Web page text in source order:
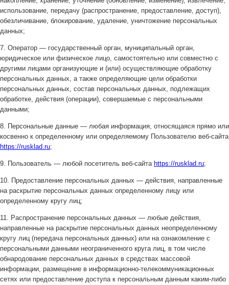
использование, передачу (распространение, предоставление, доступ),
обезличивание, блокирование, удаление, уничтожение персональных
данных;
7. Оператор — государственный орган, муниципальный орган,
юридическое или физическое лицо, самостоятельно или совместно с
другими лицами организующие и (или) осуществляющие обработку
персональных данных, а также определяющие цели обработки
персональных данных, состав персональных данных, подлежащих
обработке, действия (операции), совершаемые с персональными
данными;
8. Персональные данные — любая информация, относящаяся прямо или
косвенно к определенному или определяемому Пользователю веб-сайта
https://rusklad.ru;
9. Пользователь — любой посетитель веб-сайта https://rusklad.ru;
10. Предоставление персональных данных — действия, направленные
на раскрытие персональных данных определенному лицу или
определенному кругу лиц;
11. Распространение персональных данных — любые действия,
направленные на раскрытие персональных данных неопределенному
кругу лиц (передача персональных данных) или на ознакомление с
персональными данными неограниченного круга лиц, в том числе
обнародование персональных данных в средствах массовой
информации, размещение в информационно-телекоммуникационных
сетях или предоставление доступа к персональным данным каким-либо